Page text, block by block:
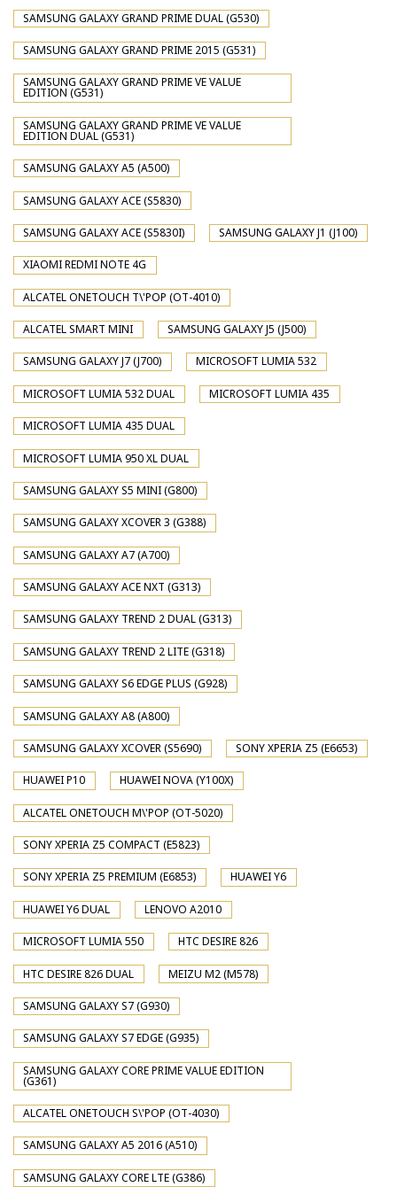
SAMSUNG GALAXY GRAND PRIME DUAL (G530)
SAMSUNG GALAXY GRAND PRIME 2015 (G531)
SAMSUNG GALAXY GRAND PRIME VE VALUE
EDITION (G531)
SAMSUNG GALAXY GRAND PRIME VE VALUE
EDITION DUAL (G531)
SAMSUNG GALAXY A5 (A500)
SAMSUNG GALAXY ACE (S5830)
SAMSUNG GALAXY ACE (S5830I) SAMSUNG GALAXY J1 (J100)
XIAOMI REDMI NOTE 4G
ALCATEL ONETOUCH T\'POP (OT-4010)
ALCATEL SMART MINI SAMSUNG GALAXY J5 (J500)
SAMSUNG GALAXY J7 (J700) MICROSOFT LUMIA 532
MICROSOFT LUMIA 532 DUAL MICROSOFT LUMIA 435
MICROSOFT LUMIA 435 DUAL
MICROSOFT LUMIA 950 XL DUAL
SAMSUNG GALAXY S5 MINI (G800)
SAMSUNG GALAXY XCOVER 3 (G388)
SAMSUNG GALAXY A7 (A700)
SAMSUNG GALAXY ACE NXT (G313)
SAMSUNG GALAXY TREND 2 DUAL (G313)
SAMSUNG GALAXY TREND 2 LITE (G318)
SAMSUNG GALAXY S6 EDGE PLUS (G928)
SAMSUNG GALAXY A8 (A800)
SAMSUNG GALAXY XCOVER (S5690) SONY XPERIA Z5 (E6653)
HUAWEI P10 HUAWEI NOVA (Y100X)
ALCATEL ONETOUCH M\'POP (OT-5020)
SONY XPERIA Z5 COMPACT (E5823)
SONY XPERIA Z5 PREMIUM (E6853) HUAWEI Y6
HUAWEI Y6 DUAL LENOVO A2010
MICROSOFT LUMIA 550 HTC DESIRE 826
HTC DESIRE 826 DUAL MEIZU M2 (M578)
SAMSUNG GALAXY S7 (G930)
SAMSUNG GALAXY S7 EDGE (G935)
SAMSUNG GALAXY CORE PRIME VALUE EDITION
(G361)
ALCATEL ONETOUCH S\'POP (OT-4030)
SAMSUNG GALAXY A5 2016 (A510)
SAMSUNG GALAXY CORE LTE (G386)